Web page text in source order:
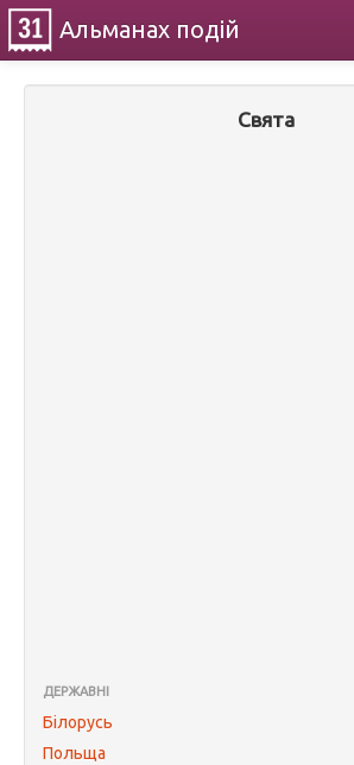
Альманах подій
Свята
ДЕРЖАВНІ
Білорусь
Польща